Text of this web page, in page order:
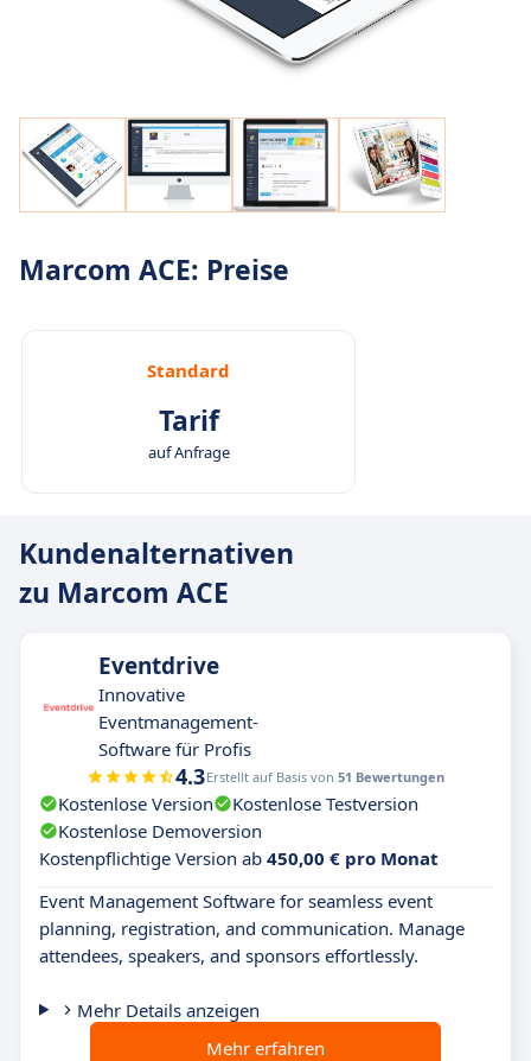
Marcom ACE: Preise
Standard
Tarif
auf Anfrage
Kundenalternativen
zu Marcom ACE
Eventdrive
Innovative
Eventmanagement-
Software für Profis
4.3Erstellt auf Basis von 51 Bewertungen
Kostenlose Version
Kostenlose Testversion
Kostenlose Demoversion
Kostenpflichtige Version ab 450,00 € pro Monat
Event Management Software for seamless event
planning, registration, and communication. Manage
attendees, speakers, and sponsors effortlessly.
Mehr Details anzeigen
Mehr erfahren